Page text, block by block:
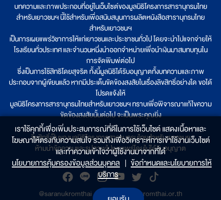
บทความและภาพประกอบที่อยู่ในเว็บไซต์ของมูลนิธิโครงการสารานุกรมไทย
สำหรับเยาวชนฯ นี้ใช้สำหรับเพื่อสนับสนุนการผลิตหนังสือสารานุกรมไทย
สำหรับเยาวชนฯ
เป็นการเผยแพร่วิชาการให้แก่เยาวชนและประชาชนทั่วไป โดยจะนำไปแจกจ่ายให้
โรงเรียนทั่วประเทศ และจำนวนหนึ่งนำออกจำหน่ายเพื่อนำเงินมาสมทบทุนใน
การจัดพิมพ์ต่อไป
ซึ่งเป็นการใช้สิทธิโดยสุจริต ทั้งนี้มูลนิธิได้รับอนุญาตทั้งบทความและภาพ
ประกอบจากผู้เขียนแล้ว หากมีประเด็นขัดข้องสงสัยในเรื่องลิขสิทธิ์อย่างใด ขอได้
โปรดแจ้งให้
มูลนิธิโครงการสารานุกรมไทยสำหรับเยาวชนฯ ทราบเพื่อพิจารณาแก้ไขความ
ขัดข้องสงสัยนั้นต่อไป จะเป็นพระคุณยิ่ง
ลิขสิทธิ์เป็นของมูลนิธิโครงการสารานุกรมไทยสำหรับเยาวชนฯ
ห้ามนำข้อความและรูปภาพไปเผยแพร่โดยไม่ได้รับอนุญาต
@saranukromthai | www.saranukromthai.or.th
เราใช้คุกกี้เพื่อเพิ่มประสบการณ์ที่ดีในการใช้เว็บไซต์ แสดงเนื้อหาและ
โฆษณาให้ตรงกับความสนใจ รวมถึงเพื่อวิเคราะห์การเข้าใช้งานเว็บไซต์
และทำความเข้าใจว่าผู้ใช้งานมาจากที่ใด๋
นโยบายการคุ้มครองข้อมูลส่วนบุคคล | ข้อกำหนดและนโยบายการให้
บริการ